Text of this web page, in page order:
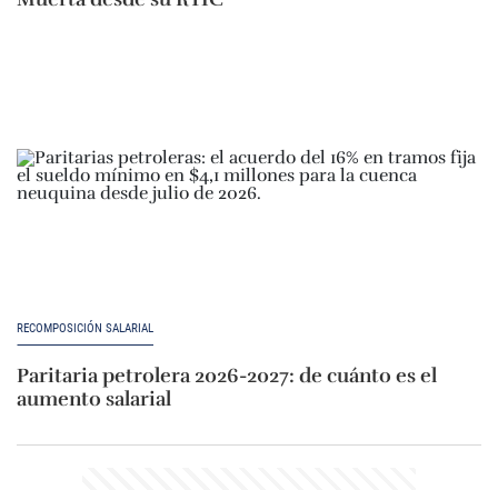
RECOMPOSICIÓN SALARIAL
Paritaria petrolera 2026-2027: de cuánto es el
aumento salarial